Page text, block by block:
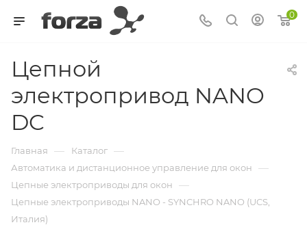
0
Цепной
электропривод NANO
DC
Главная — Каталог —
Автоматика и дистанционное управление для окон —
Цепные электроприводы для окон —
Цепные электроприводы NANO - SYNCHRO NANO (UCS,
Италия)